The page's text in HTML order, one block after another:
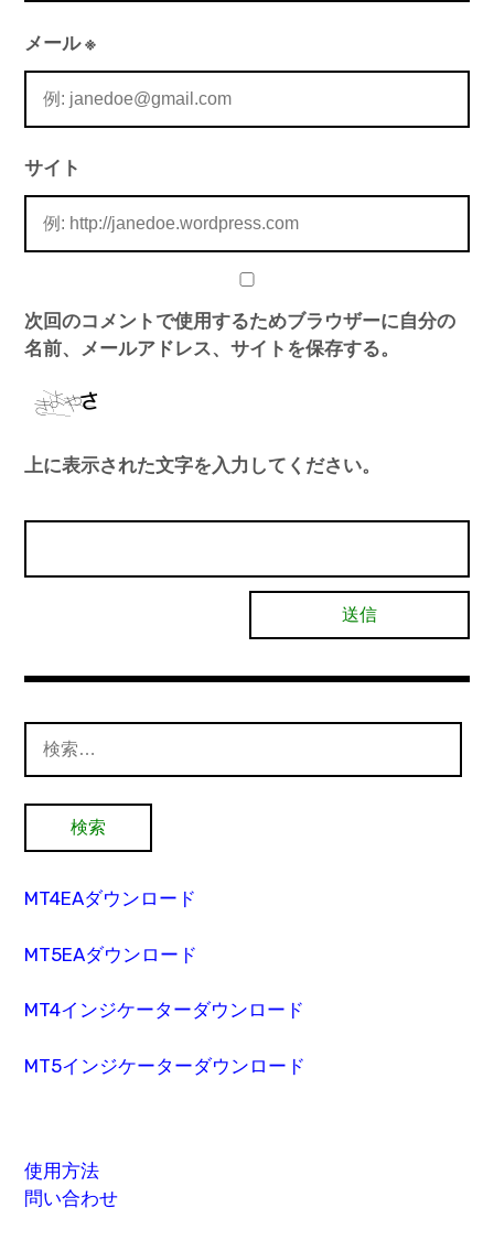
メール※
サイト
次回のコメントで使用するためブラウザーに自分の
名前、メールアドレス、サイトを保存する。
上に表示された文字を入力してください。
索:
MT4EAダウンロード
MT5EAダウンロード
MT4インジケーターダウンロード
MT5インジケーターダウンロード
使用方法
問い合わせ